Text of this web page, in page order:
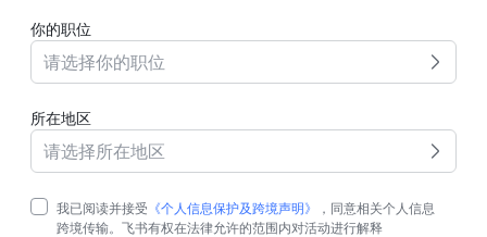
你的职位
请选择你的职位
所在地区
请选择所在地区
我已阅读并接受 《个人信息保护及跨境声明》
，同意相关个人信息
跨境传输。飞书有权在法律允许的范围内对活动进行解释